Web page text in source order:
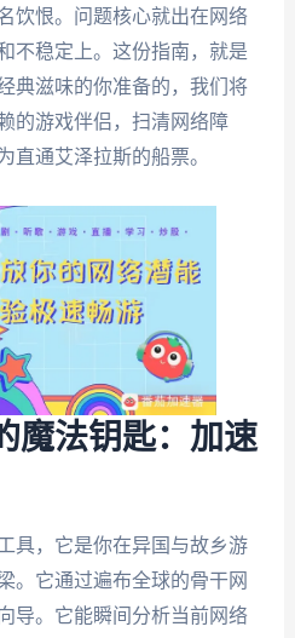
饮恨。问题核心就出在网络
不稳定上。这份指南，就是
典滋味的你准备的，我们将
的游戏伴侣，扫清网络障
直通艾泽拉斯的船票。
魔法钥匙：加速
具，它是你在异国与故乡游
。它通过遍布全球的骨干网
导。它能瞬间分析当前网络